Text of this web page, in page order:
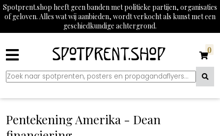
Spotprent.shop heeft geen banden met politieke partijen, organisaties
of geloven. Alles wat wij aanbieden, wordt verkocht als kunst met een
geschiedkundige achtergrond.
0
Pentekening Amerika - Dean